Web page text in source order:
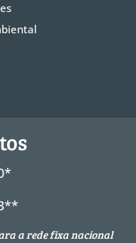
a rede fixa nacional